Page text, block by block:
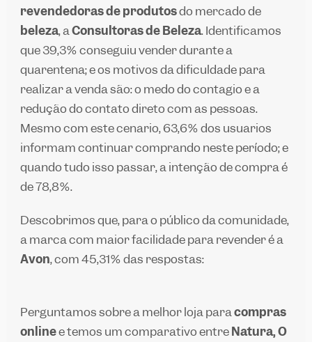
revendedoras de produtosdo mercado de
beleza, aConsultoras de Beleza. Identificamos
que 39,3% conseguiu vender durante a
quarentena; e os motivos da dificuldade para
realizar a venda são: o medo do contágio e a
redução do contato direto com as pessoas.
Mesmo com este cenário, 63,6% dos usuários
informam continuar comprando neste período; e
quando tudo isso passar, a intenção de compra é
de 78,8%.
Descobrimos que, para o público da comunidade,
a marca com maior facilidade para revender é a
Avon, com 45,31% das respostas:
Perguntamos sobre a melhor loja paracompras
onlinee temos um comparativo entreNatura, O